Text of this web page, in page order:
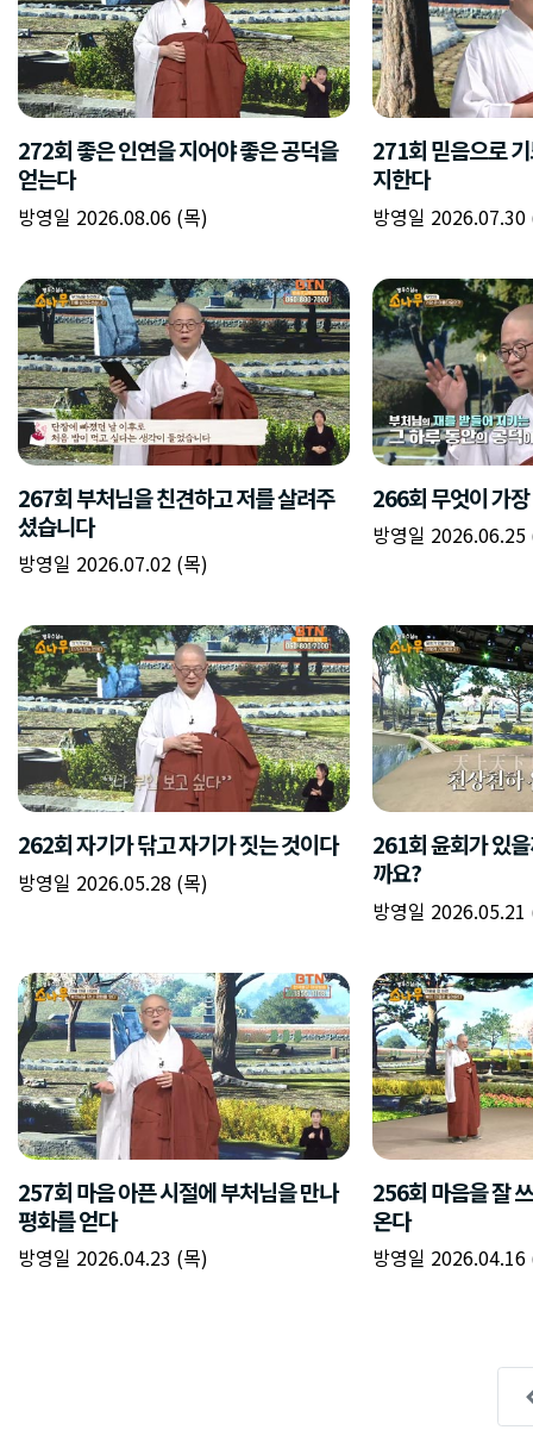
272회 좋은 인연을 지어야 좋은 공덕을
얻는다
방영일 2026.08.06 (목)
271회 믿음으로
지한다
방영일 2026.07.30
267회 부처님을 친견하고 저를 살려주
셨습니다
방영일 2026.07.02 (목)
266회 무엇이 가
방영일 2026.06.25
262회 자기가 닦고 자기가 짓는 것이다
방영일 2026.05.28 (목)
261회 윤회가 있
까요?
방영일 2026.05.21
257회 마음 아픈 시절에 부처님을 만나
평화를 얻다
방영일 2026.04.23 (목)
256회 마음을 잘
온다
방영일 2026.04.16